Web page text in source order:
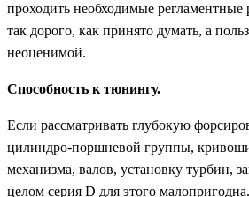
проходить необходимые
так дорого, как принято думать, а
неоценимой.
Способность к тюнингу.
Если рассматривать глубокую
цилиндро-поршневой группы,
механизма, валов, установку турбин,
целом серия D для этого